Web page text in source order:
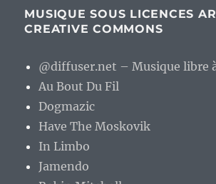
MUSIQUE SOUS LICENCES
CREATIVE COMMONS
@diffuser.net – Musique libre
Au Bout Du Fil
Dogmazic
Have The Moskovik
In Limbo
Jamendo